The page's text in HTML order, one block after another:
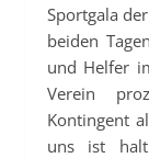
Sportgala
beiden
und Helfer
Verein
Kontingent
uns ist